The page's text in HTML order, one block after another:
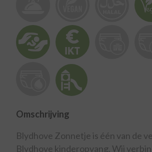
Omschrijving
Blydhove Zonnetje is één van de
Blydhove kinderopvang. Wij